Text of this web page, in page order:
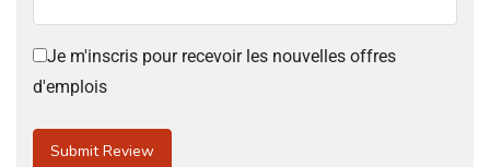
Je m'inscris pour recevoir les nouvelles offres
d'emplois